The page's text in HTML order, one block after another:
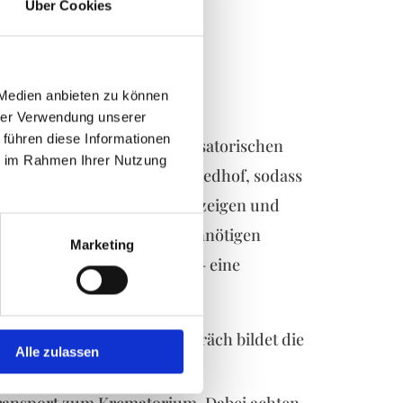
Über Cookies
anbieten zu können
Verwendung unserer
diese Informationen
Rahmen Ihrer Nutzung
Marketing
Alle zulassen
behördlichen und organisatorischen
und dem Friedhof, sodass
gestalten Traueranzeigen und
und vermeiden unnötigen
und – falls vorhanden – eine
Dieses Gespräch bildet die